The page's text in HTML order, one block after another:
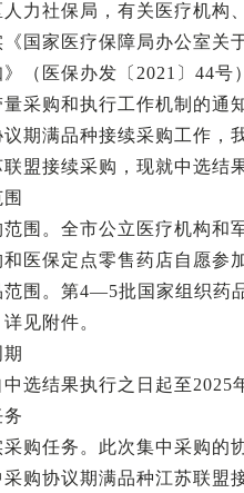
力社保局，有关医疗机构
《国家医疗保障局办公室关
（医保办发〔2021〕44
量采购和执行工作机制的通
议期满品种接续采购工作
盟接续采购，现就中选结
范围。全市公立医疗机构
医保定点零售药店自愿参加
范围。第4—5批国家组织药
见附件。
选结果执行之日起至2025
采购任务。此次集中采购
购协议期满品种江苏联盟